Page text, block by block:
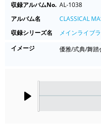
収録アルバムNo. AL-1038
アルバム名
CLASSICAL
収録シリーズ名
メインライブ
イメージ
優雅/式典/舞